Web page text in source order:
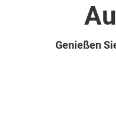
Genießen